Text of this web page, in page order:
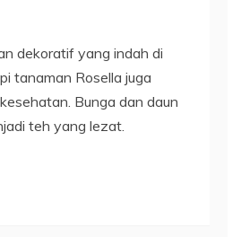
dekoratif yang indah di
tanaman Rosella juga
Bunga dan daun
teh yang lezat.